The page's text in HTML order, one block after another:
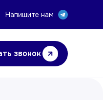
Напишите нам
звонок